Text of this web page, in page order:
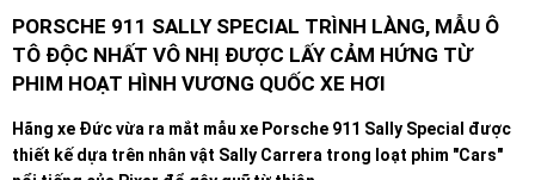
PORSCHE 911 SALLY SPECIAL TRÌNH LÀNG, MẪU Ô
TÔ ĐỘC NHẤT VÔ NHỊ ĐƯỢC LẤY CẢM HỨNG TỪ
PHIM HOẠT HÌNH VƯƠNG QUỐC XE HƠI
Hãng xe Đức vừa ra mắt mẫu xe Porsche 911 Sally Special được
thiết kế dựa trên nhân vật Sally Carrera trong loạt phim "Cars"